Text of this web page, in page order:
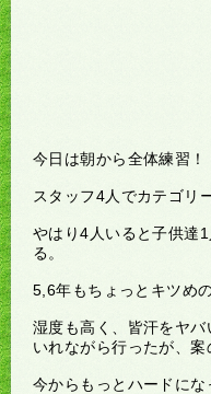
今日は朝から全体練習！
スタッフ4人でカテゴリ
やはり4人いると子供達
る。
5,6年もちょっとキツめ
湿度も高く、皆汗をヤ
いれながら行ったが、案
今からもっとハードにな